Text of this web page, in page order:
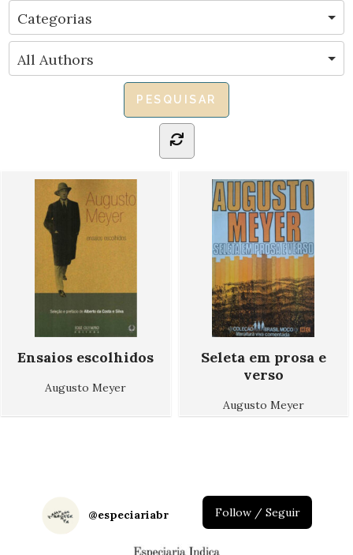
Ensaios escolhidos
Augusto Meyer
Seleta em prosa e
verso
Augusto Meyer
@especiariabr Follow / Seguir